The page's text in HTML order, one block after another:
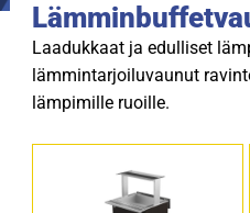
Laadukkaat ja edulliset
lämmintarjoiluvaunut
lämpimille ruoille.